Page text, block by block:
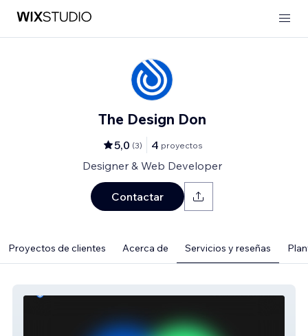
The Design Don
5,0 (3) 4 proyectos
Designer & Web Developer
Contactar
Proyectos de clientes Acerca de Servicios y reseñas